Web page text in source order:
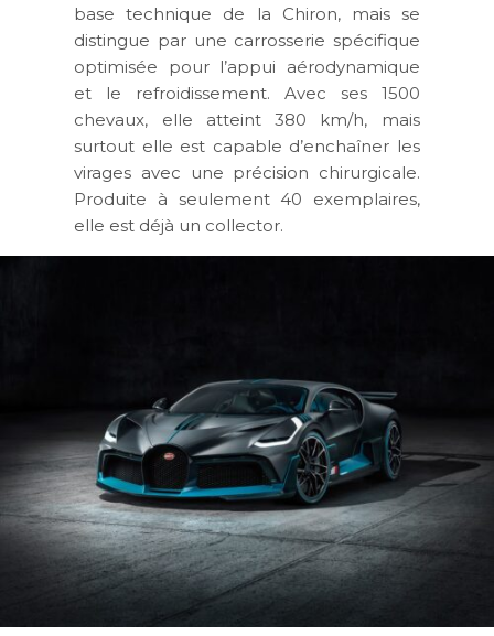
base technique de la Chiron, mais se
distingue par une carrosserie spécifique
optimisée pour l’appui aérodynamique
et le refroidissement. Avec ses 1500
chevaux, elle atteint 380 km/h, mais
surtout elle est capable d’enchaîner les
virages avec une précision chirurgicale.
Produite à seulement 40 exemplaires,
elle est déjà un collector.